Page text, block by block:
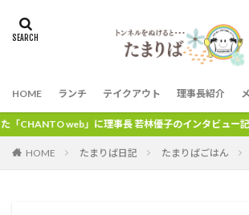
HOME ランチ テイクアウト 理事長紹介
長 若林優子のインタビュー記事が掲載されました。
HOME たまりば日記 たまりばごはん